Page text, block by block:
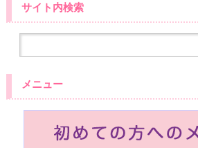
サイト内検索
メニュー